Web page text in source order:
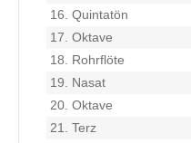
16. Quintatön
17. Oktave
18.
Rohrflöte
19.
Nasat
20. Oktave
21.
Terz